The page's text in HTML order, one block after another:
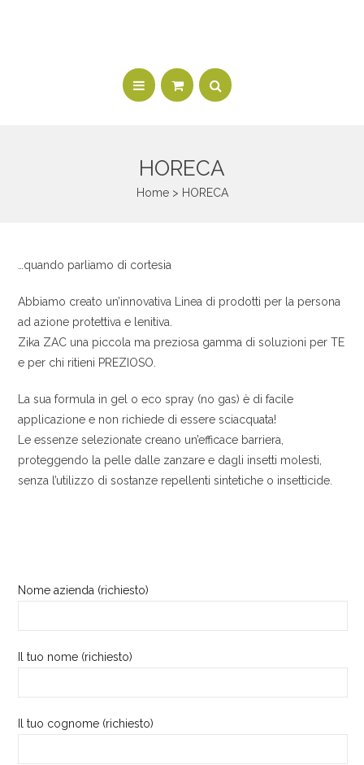
HORECA
Home> HORECA
…quando parliamo di cortesia
Abbiamo creato un’innovativa Linea di prodotti per la persona
ad azione protettiva e lenitiva.
Zika ZAC una piccola ma preziosa gamma di soluzioni per TE
e per chi ritieni PREZIOSO.
La sua formula in gel o eco spray (no gas) è di facile
applicazione e non richiede di essere sciacquata!
Le essenze selezionate creano un’efficace barriera,
proteggendo la pelle dalle zanzare e dagli insetti molesti,
senza l’utilizzo di sostanze repellenti sintetiche o insetticide.
Nome azienda (richiesto)
Il tuo nome (richiesto)
Il tuo cognome (richiesto)